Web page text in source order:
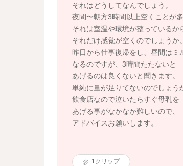
それはどうしてなんでしょう。
夜間〜朝方3時間以上空くことが多
それは室温や環境が整っているか
それだけ感覚が空くのでしょうか。
昨日から仕事復帰をし、昼間はミ
なるのですが、3時間たたないと
あげるのは良くないと聞きます。
単純に量が足りてないのでしょう
飲食店なので泣いたらすぐ母乳を
あげる事がなかなか難しいので、
アドバイスお願いします。
1クリップ